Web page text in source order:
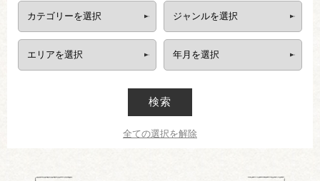
検索
全ての選択を解除